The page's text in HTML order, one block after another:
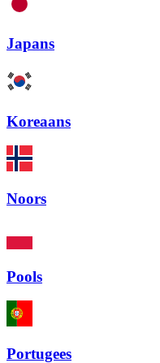
Japans
Koreaans
Noors
Pools
Portugees